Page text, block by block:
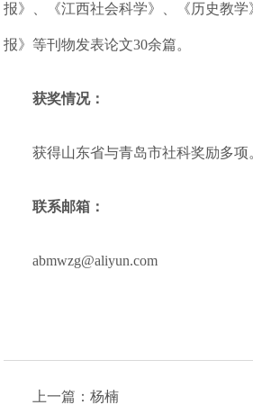
报》、《江西社会科学》、《历史教
报》等刊物发表论文30余篇。
获奖情况：
获得山东省与青岛市社科奖励多项
联系邮箱：
abmwzg@aliyun.com
上一篇：杨楠